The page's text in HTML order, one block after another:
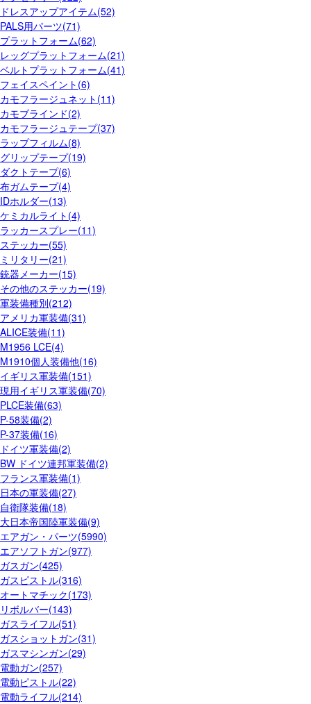
ドレスアップアイテム(52)
PALS用パーツ(71)
プラットフォーム(62)
レッグプラットフォーム(21)
ベルトプラットフォーム(41)
フェイスペイント(6)
カモフラージュネット(11)
カモブラインド(2)
カモフラージュテープ(37)
ラップフィルム(8)
グリップテープ(19)
ダクトテープ(6)
布ガムテープ(4)
IDホルダー(13)
ケミカルライト(4)
ラッカースプレー(11)
ステッカー(55)
ミリタリー(21)
銃器メーカー(15)
その他のステッカー(19)
軍装備種別(212)
アメリカ軍装備(31)
ALICE装備(11)
M1956 LCE(4)
M1910個人装備他(16)
イギリス軍装備(151)
現用イギリス軍装備(70)
PLCE装備(63)
P-58装備(2)
P-37装備(16)
ドイツ軍装備(2)
BW ドイツ連邦軍装備(2)
フランス軍装備(1)
日本の軍装備(27)
自衛隊装備(18)
大日本帝国陸軍装備(9)
エアガン・パーツ(5990)
エアソフトガン(977)
ガスガン(425)
ガスピストル(316)
オートマチック(173)
リボルバー(143)
ガスライフル(51)
ガスショットガン(31)
ガスマシンガン(29)
電動ガン(257)
電動ピストル(22)
電動ライフル(214)